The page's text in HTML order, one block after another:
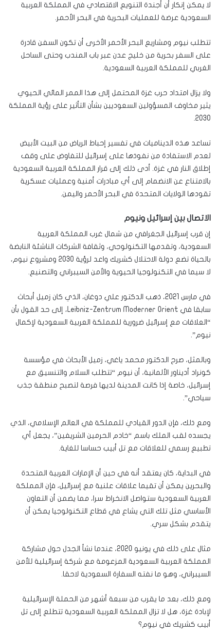
لا يمكن إنكار أن أجندة التنويع الاقتصادي في المملكة العربية
السعودية عرضة للعمليات البحرية في البحر الأحمر.
تتطلب نيوم ومشاريع البحر الأحمر الأخرى أن تكون السفن قادرة
على السفر بحرية من خليج عدن عبر باب المندب وحتى الساحل
الغربي للمملكة العربية السعودية.
ولا يزال امتداد حرب غزة المحتمل إلى هذا الممر المائي الحيوي
يثير مخاوف المسؤولين السعوديين بشأن التأثير على رؤية المملكة
2030.
تساعد هذه الديناميات في تفسير إحباط الرياض من البيت الأبيض
لعدم الاستفادة من نفوذها على إسرائيل للتفاوض على وقف
إطلاق النار في غزة. أدى ذلك إلى قرار المملكة العربية السعودية
بالامتناع عن الانضمام إلى أي مبادرات أمنية وعمليات عسكرية
تقودها الولايات المتحدة في البحر الأحمر واليمن.
الاتصال بين إسرائيل ونيوم
إن قرب إسرائيل الجغرافي من شمال غرب المملكة العربية
السعودية، وتقدمها التكنولوجي، وثقافة الشركات الناشئة النابضة
بالحياة تضع دولة الاحتلال كشريك واعد لرؤية 2030 ومشروع نيوم،
لا سيما في التكنولوجيا الحيوية والأمن السيبراني والتصنيع.
في مارس 2021، ذهب الدكتور علي دوغان، الذي كان زميل أبحاث
سابقا في Leibniz-Zentrum Moderner Orient، إلى حد القول بأن
“العلاقات مع إسرائيل ضرورية للمملكة العربية السعودية لإكمال
نيوم”.
وبالمثل، صرح الدكتور محمد ياغي، زميل الأبحاث في مؤسسة
كونراد أديناور الألمانية، أن نيوم “تتطلب السلام والتنسيق مع
إسرائيل، خاصة إذا كانت المدينة لديها فرصة لتصبح منطقة جذب
سياحي”.
ومع ذلك، فإن الدور القيادي للمملكة في العالم الإسلامي، الذي
يجسده لقب الملك باسم “خادم الحرمين الشريفين”، يجعل أي
تطبيع رسمي للعلاقات مع تل أبيب حساسا للغاية.
في البداية، كان يعتقد أنه في حين أن الإمارات العربية المتحدة
والبحرين يمكن أن تقيما علاقات علنية مع إسرائيل، فإن المملكة
العربية السعودية ستواصل الانخراط سرا، مما يضمن أن التعاون
الأساسي مثل تلك التي يشاع في قطاع التكنولوجيا يمكن أن
يتقدم بشكل سري.
مثال على ذلك في يونيو 2020، عندما نشأ الجدل حول مشاركة
المملكة العربية السعودية المزعومة مع شركة إسرائيلية للأمن
السيبراني، وهو ما نفته السفارة السعودية لاحقا.
ومع ذلك، بعد ما يقرب من سبعة أشهر من الحملة الإسرائيلية
لإبادة غزة، هل لا تزال المملكة العربية السعودية تتطلع إلى تل
أبيب كشريك في نيوم؟